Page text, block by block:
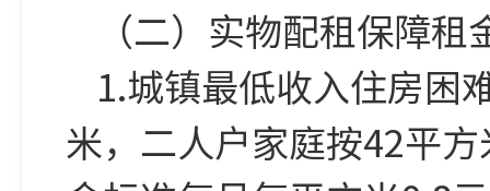
（二）实物配租保障租
1.城镇最低收入住房困
米，二人户家庭按42平